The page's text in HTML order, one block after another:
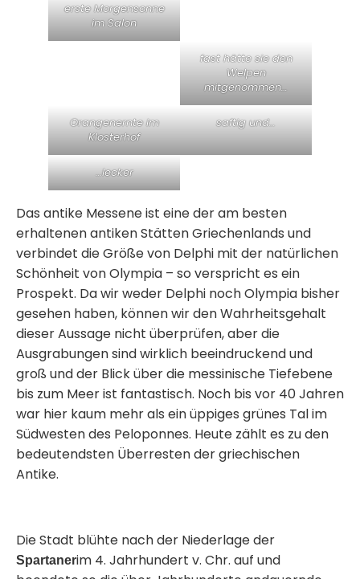
erste Morgensonne
im Salon
fast hätte sie den
Welpen
mitgenommen…
Orangenernte im
Klosterhof
saftig und…
…lecker
Das antike Messene ist eine der am besten
erhaltenen antiken Stätten Griechenlands und
verbindet die Größe von Delphi mit der natürlichen
Schönheit von Olympia – so verspricht es ein
Prospekt. Da wir weder Delphi noch Olympia bisher
gesehen haben, können wir den Wahrheitsgehalt
dieser Aussage nicht überprüfen, aber die
Ausgrabungen sind wirklich beeindruckend und
groß und der Blick über die messinische Tiefebene
bis zum Meer ist fantastisch. Noch bis vor 40 Jahren
war hier kaum mehr als ein üppiges grünes Tal im
Südwesten des Peloponnes. Heute zählt es zu den
bedeutendsten Überresten der griechischen
Antike.
Die Stadt blühte nach der Niederlage der
Spartanerim 4. Jahrhundert v. Chr. auf und